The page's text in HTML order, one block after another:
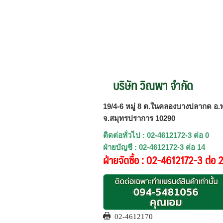
บริษัท วิณพา จำกัด
19/4-6 หมู่ 8 ต.ในคลองบางปลากด อ.
จ.สมุทรปราการ 10290
ติดต่อทั่วไป : 02-4612172-3 ต่อ 0
ฝ่ายบัญชี : 02-4612172-3 ต่อ 14
ฝ่ายจัดซื้อ : 02-4612172-3 ต่อ
02-4612170